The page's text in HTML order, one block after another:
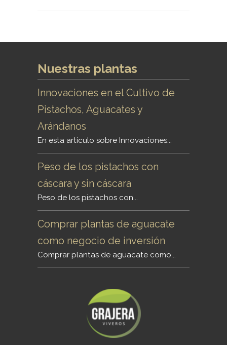
Nuestras plantas
Innovaciones en el Cultivo de
Pistachos, Aguacates y
Arándanos
En esta artículo sobre Innovaciones...
Peso de los pistachos con
cáscara y sin cáscara
Peso de los pistachos con...
Comprar plantas de aguacate
como negocio de inversión
Comprar plantas de aguacate como...